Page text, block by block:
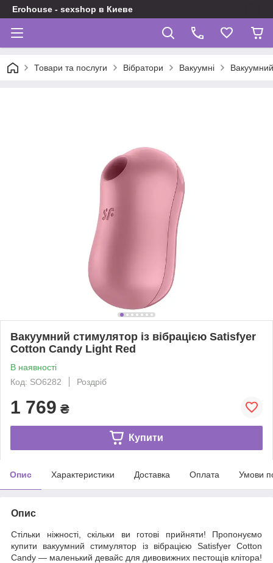
Erohouse - sexshop в Киеве
Товари та послуги Вібратори Вакуумні
Вакуумний стимулятор із вібрацією Satisfyer
Cotton Candy Light Red
В наявності
Код: SO6282
Роздріб
1 769 ₴
Купити
Опис Характеристики Доставка Оплата Умови
Опис
Стільки ніжності, скільки ви готові прийняти! Пропонуємо
купити вакуумний стимулятор із вібрацією Satisfyer Cotton
Candy — маленький девайс для дивовижних пестощів клітора!